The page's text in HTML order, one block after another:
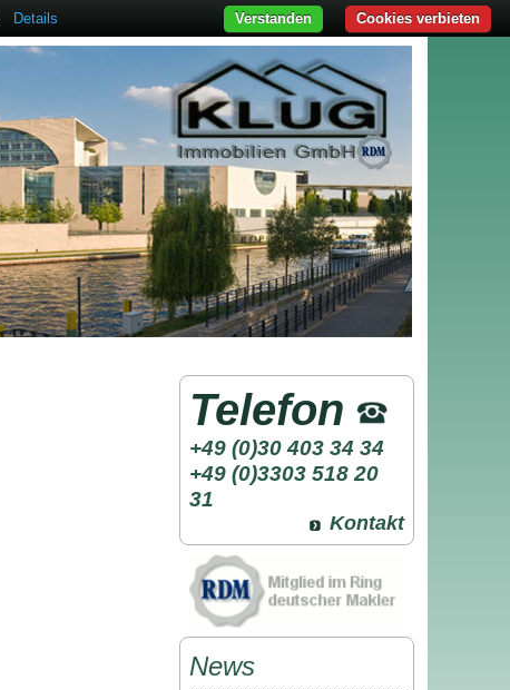
Telefon
+49 (0)30 403 34 34
+49 (0)3303 518 20
31
Kontakt
News
Details Cookies verbieten
Verstanden